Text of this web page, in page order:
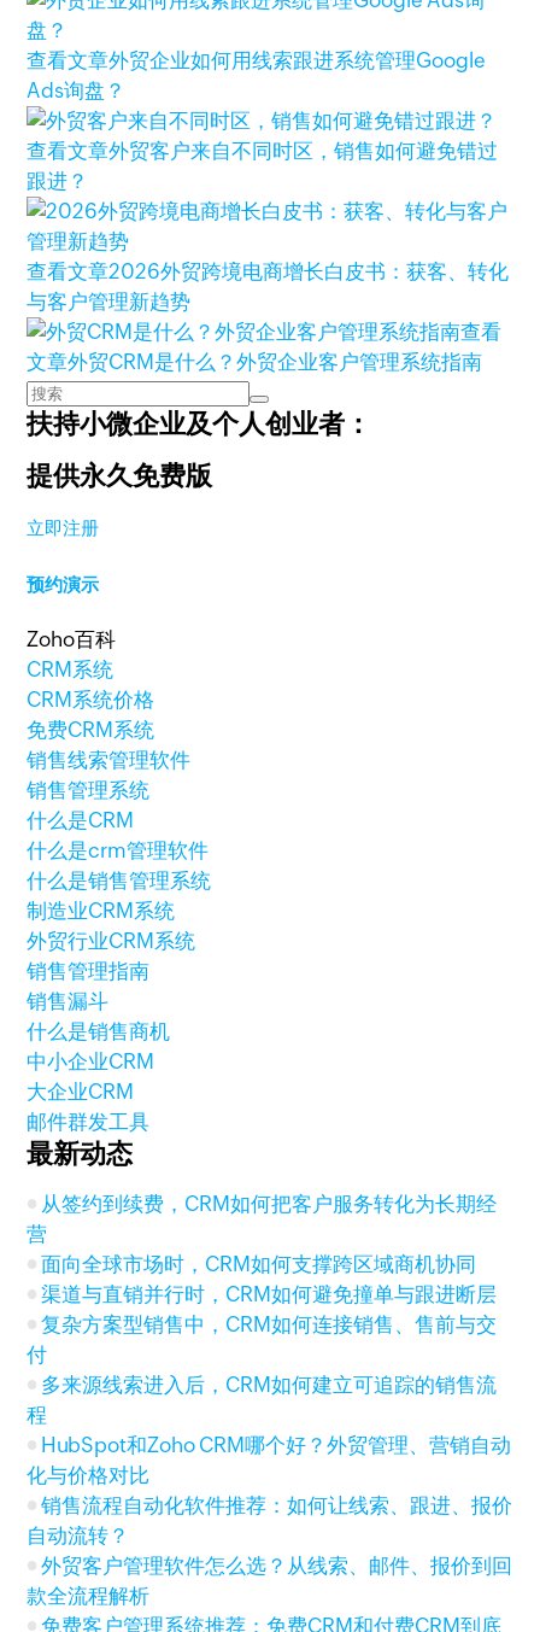
查看文章外贸企业如何用线索跟进系统管理Google
Ads询盘？
查看文章外贸客户来自不同时区，销售如何避免错过
跟进？
查看文章2026外贸跨境电商增长白皮书：获客、转化
与客户管理新趋势
查看
文章外贸CRM是什么？外贸企业客户管理系统指南
扶持小微企业及个人创业者：
提供永久免费版
立即注册
预约演示
Zoho百科
CRM系统
CRM系统价格
免费CRM系统
销售线索管理软件
销售管理系统
什么是CRM
什么是crm管理软件
什么是销售管理系统
制造业CRM系统
外贸行业CRM系统
销售管理指南
销售漏斗
什么是销售商机
中小企业CRM
大企业CRM
邮件群发工具
最新动态
从签约到续费，CRM如何把客户服务转化为长期经
营
面向全球市场时，CRM如何支撑跨区域商机协同
渠道与直销并行时，CRM如何避免撞单与跟进断层
复杂方案型销售中，CRM如何连接销售、售前与交
付
多来源线索进入后，CRM如何建立可追踪的销售流
程
HubSpot和Zoho CRM哪个好？外贸管理、营销自动
化与价格对比
销售流程自动化软件推荐：如何让线索、跟进、报价
自动流转？
外贸客户管理软件怎么选？从线索、邮件、报价到回
款全流程解析
免费客户管理系统推荐：免费CRM和付费CRM到底